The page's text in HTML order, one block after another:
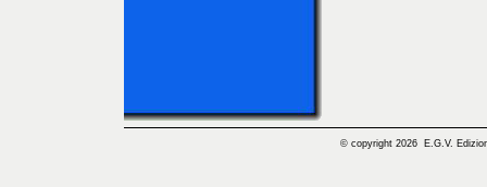
© copyright 2026 E.G.V.